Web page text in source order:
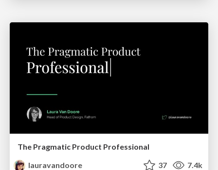
The Pragmatic Product Professional
lauravandoore
37 7.4k